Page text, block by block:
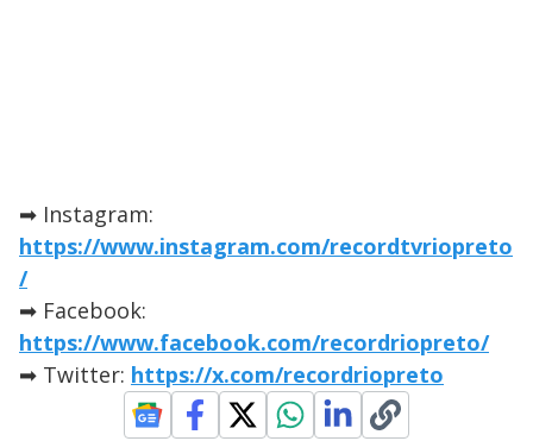
➡ Instagram:
https://www.instagram.com/recordtvriopreto
/
➡ Facebook:
https://www.facebook.com/recordriopreto/
➡ Twitter: https://x.com/recordriopreto